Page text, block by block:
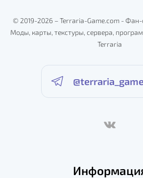
© 2019-2026 – Terraria-Game.com - Фан-
Моды, карты, текстуры, сервера,
Terraria